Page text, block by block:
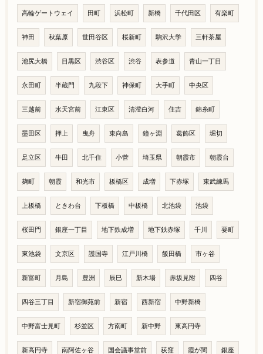
高輪ゲートウェイ 田町 浜松町 新橋 千代田区 有楽町
神田 秋葉原 世田谷区 桜新町 駒沢大学 三軒茶屋
池尻大橋 目黒区 渋谷区 渋谷 表参道 青山一丁目
永田町 半蔵門 九段下 神保町 大手町 中央区
三越前 水天宮前 江東区 清澄白河 住吉 錦糸町
墨田区 押上 曳舟 東向島 鐘ヶ淵 葛飾区 堀切
足立区 牛田 北千住 小菅 埼玉県 朝霞市 朝霞台
麹町 朝霞 和光市 板橋区 成増 下赤塚 東武練馬
上板橋 ときわ台 下板橋 中板橋 北池袋 池袋
桜田門 銀座一丁目 地下鉄成増 地下鉄赤塚 千川 要町
東池袋 文京区 護国寺 江戸川橋 飯田橋 市ヶ谷
新富町 月島 豊洲 辰巳 新木場 赤坂見附 四谷
四谷三丁目 新宿御苑前 新宿 西新宿 中野新橋
中野富士見町 杉並区 方南町 新中野 東高円寺
新高円寺 南阿佐ヶ谷 国会議事堂前 荻窪 霞が関 銀座